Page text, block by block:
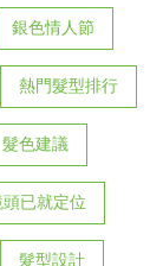
銀色情人節
熱門髮型排行
髮色建議
已就定位
髮型設計